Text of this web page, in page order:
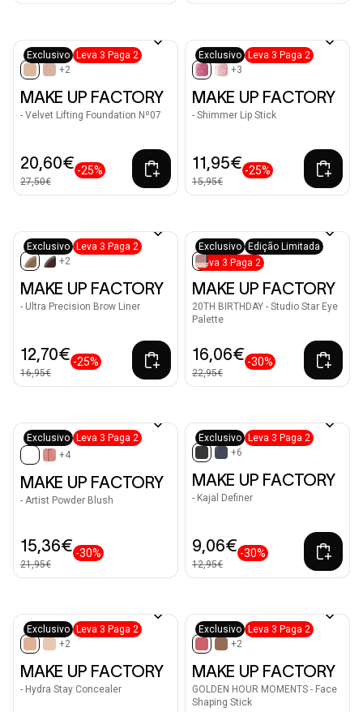
Exclusivo Leva 3 Paga 2
selected
+2
MAKE UP FACTORY
- Velvet Lifting Foundation Nº07
20,60€
27,50€
-25%
Exclusivo Leva 3 Paga 2
selected
+3
MAKE UP FACTORY
- Shimmer Lip Stick
11,95€
15,95€
-25%
Exclusivo Leva 3 Paga 2
selected
+2
MAKE UP FACTORY
- Ultra Precision Brow Liner
12,70€
16,95€
-25%
Exclusivo
Edição Limitada
Leva 3 Paga 2
selected
MAKE UP FACTORY
20TH BIRTHDAY - Studio Star Eye
Palette
16,06€
22,95€
-30%
Exclusivo Leva 3 Paga 2
selected
+4
MAKE UP FACTORY
- Artist Powder Blush
15,36€
21,95€
-30%
Exclusivo Leva 3 Paga 2
selected
+6
MAKE UP FACTORY
- Kajal Definer
9,06€
12,95€
-30%
Exclusivo Leva 3 Paga 2
selected
+2
MAKE UP FACTORY
- Hydra Stay Concealer
Exclusivo Leva 3 Paga 2
selected
+2
MAKE UP FACTORY
GOLDEN HOUR MOMENTS - Face
Shaping Stick